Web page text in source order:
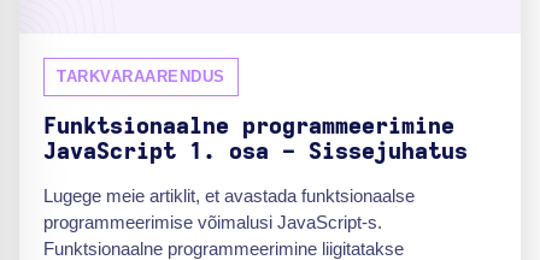
TARKVARAARENDUS
Funktsionaalne programmeerimine
JavaScript 1. osa - Sissejuhatus
Lugege meie artiklit, et avastada funktsionaalse
programmeerimise võimalusi JavaScript-s.
Funktsionaalne programmeerimine liigitatakse